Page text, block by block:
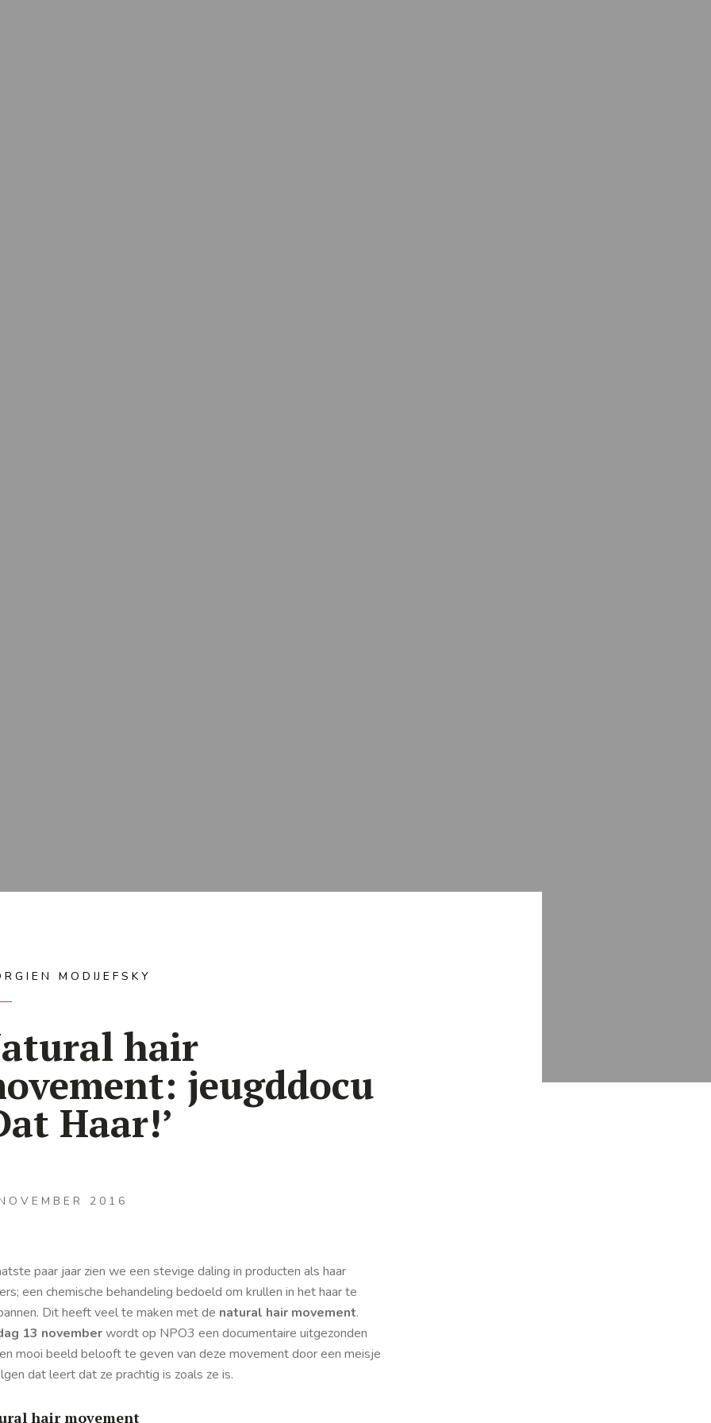
MODIJEFSKY
hair
jeugddocu
Haar!’
2016
paar jaar zien we een stevige daling in producten als haar
een chemische behandeling bedoeld om krullen in het haar te
Dit heeft veel te maken met de natural hair movement.
13 novemberwordt op NPO3 een documentaire uitgezonden
mooi beeld belooft te geven van deze movement door een meisje
dat leert dat ze prachtig is zoals ze is.
hair movement